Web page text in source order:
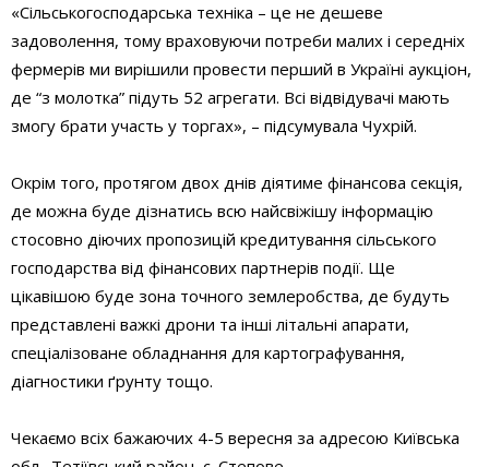
«Сільськогосподарська техніка – це не дешеве
задоволення, тому враховуючи потреби малих і середніх
фермерів ми вирішили провести перший в Україні аукціон,
де “з молотка” підуть 52 агрегати. Всі відвідувачі мають
змогу брати участь у торгах», – підсумувала Чухрій.
Окрім того, протягом двох днів діятиме фінансова секція,
де можна буде дізнатись всю найсвіжішу інформацію
стосовно діючих пропозицій кредитування сільського
господарства від фінансових партнерів події. Ще
цікавішою буде зона точного землеробства, де будуть
представлені важкі дрони та інші літальні апарати,
спеціалізоване обладнання для картографування,
діагностики ґрунту тощо.
Чекаємо всіх бажаючих 4-5 вересня за адресою Київська